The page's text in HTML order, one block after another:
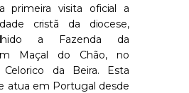
primeira visita oficial a
cristã da diocese,
a Fazenda da
Maçal do Chão, no
da Beira. Esta
atua em Portugal desde